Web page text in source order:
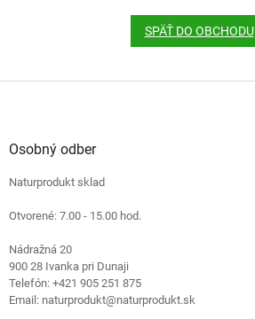
SPÄŤ DO OBCHODU
Osobný odber
Naturprodukt sklad
Otvorené: 7.00 - 15.00 hod.
Nádražná 20
900 28 Ivanka pri Dunaji
Telefón: +421 905 251 875
Email: naturprodukt@naturprodukt.sk